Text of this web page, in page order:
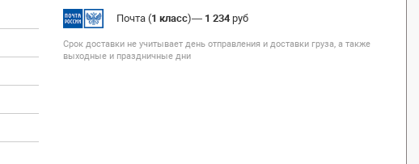
Почта (1 класс)— 1 234руб
Срок доставки не учитывает день отправления и доставки груза, а также
выходные и праздничные дни